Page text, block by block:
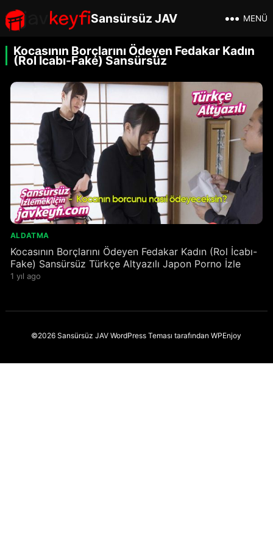
Sansürsüz JAV MENÜ
Kocasının Borçlarını Ödeyen Fedakar Kadın
(Rol İcabı-Fake) Sansürsüz
ALDATMA
Kocasının Borçlarını Ödeyen Fedakar Kadın (Rol İcabı-
Fake) Sansürsüz Türkçe Altyazılı Japon Porno İzle
1 yıl ago
©2026 Sansürsüz JAVWordPress Teması tarafındanWPEnjoy